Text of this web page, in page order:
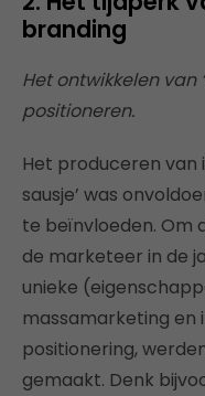
branding
Het ontwikkelen van
positioneren.
Het produceren van
sausje’ was
te beïnvloeden. Om
de marketeer in de
unieke
massamarketing en
positionering,
gemaakt. Denk